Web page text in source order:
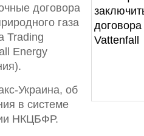
договора
газа
Trading
Energy
Украина, об
в системе
НКЦБФР.